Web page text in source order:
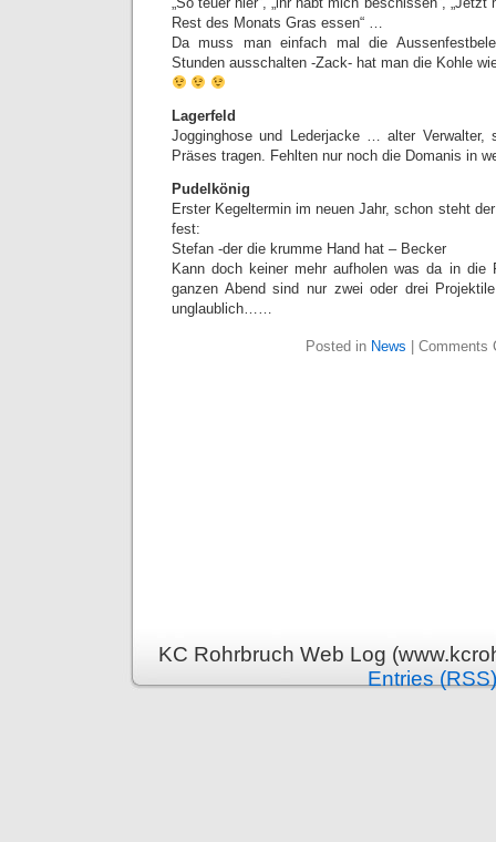
Rest des Monats Gras essen“ …
Da muss man einfach mal die
Stunden ausschalten -Zack- hat man die Kohle
Lagerfeld
Jogginghose und Lederjacke … alter Verwalter,
Präses tragen. Fehlten nur noch die Domanis in
Pudelkönig
Erster Kegeltermin im neuen Jahr, schon steht
fest:
Stefan -der die krumme Hand hat – Becker
Kann doch keiner mehr aufholen was da in die
ganzen Abend sind nur zwei oder drei
unglaublich……
Posted in News Comments
KC Rohrbruch Web Log
Entries (RSS)